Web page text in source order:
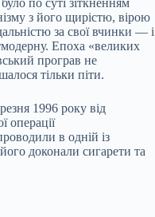
по суті зіткненням
з його щирістю, вірою
за свої вчинки — і
Епоха «великих
програв не
тільки піти.
1996 року від
операції
в одній із
доконали сигарети та